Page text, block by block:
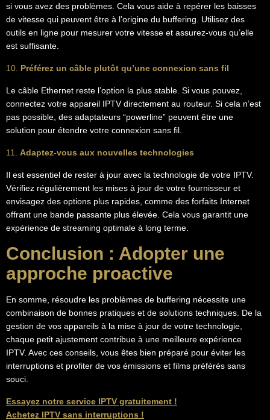
si vous avez des problèmes. Cela vous aide à repérer les baisses
de vitesse qui peuvent être à l’origine du buffering. Utilisez des
outils en ligne pour mesurer votre vitesse et assurez-vous qu’elle
est suffisante.
10. Préférez un câble plutôt qu’une connexion sans fil
Le câble Ethernet reste l’option la plus stable. Si vous pouvez,
connectez votre appareil IPTV directement au routeur. Si cela n’est
pas possible, des adaptateurs “powerline” peuvent être une
solution pour étendre votre connexion sans fil.
11. Adaptez-vous aux nouvelles technologies
Il est essentiel de rester à jour avec la technologie de votre IPTV.
Vérifiez régulièrement les mises à jour de votre fournisseur et
envisagez des options plus rapides, comme des forfaits Internet
offrant une bande passante plus élevée. Cela vous garantit une
expérience de streaming optimale à long terme.
Conclusion : Adopter une
approche proactive
En somme, résoudre les problèmes de buffering nécessite une
combinaison de bonnes pratiques et de solutions techniques. De la
gestion de vos appareils à la mise à jour de votre technologie,
chaque petit ajustement contribue à une meilleure expérience
IPTV. Avec ces conseils, vous êtes bien préparé pour éviter les
interruptions et profiter de vos émissions et films préférés sans
souci.
Essayez notre service IPTV gratuitement !
Achetez IPTV sans interruptions !